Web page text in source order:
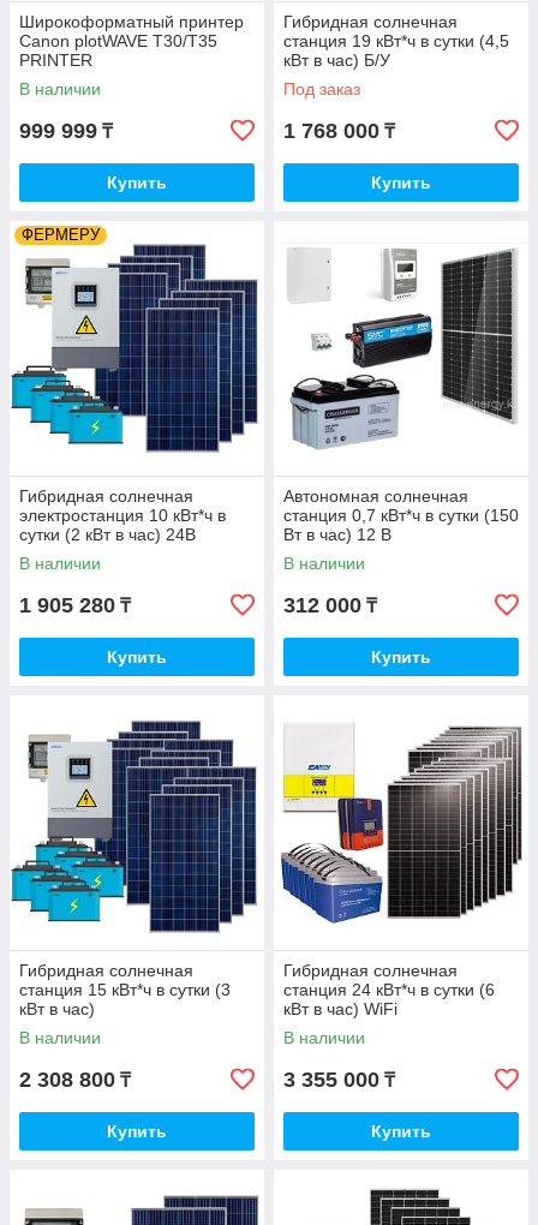
Широкоформатный принтер
Canon plotWAVE T30/T35
PRINTER
В наличии
999 999 ₸
Купить
Гибридная солнечная
станция 19 кВт*ч в сутки (4,5
кВт в час) Б/У
Под заказ
1 768 000 ₸
Купить
ФЕРМЕРУ
Гибридная солнечная
электростанция 10 кВт*ч в
сутки (2 кВт в час) 24В
В наличии
1 905 280 ₸
Купить
Автономная солнечная
станция 0,7 кВт*ч в сутки (150
Вт в час) 12 В
В наличии
312 000 ₸
Купить
Гибридная солнечная
станция 15 кВт*ч в сутки (3
кВт в час)
В наличии
2 308 800 ₸
Купить
Гибридная солнечная
станция 24 кВт*ч в сутки (6
кВт в час) WiFi
В наличии
3 355 000 ₸
Купить